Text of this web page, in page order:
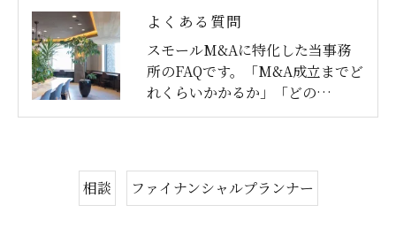
よくある質問
スモールM&Aに特化した当事務
所のFAQです。「M&A成立までど
れくらいかかるか」「どの…
相談 ファイナンシャルプランナー